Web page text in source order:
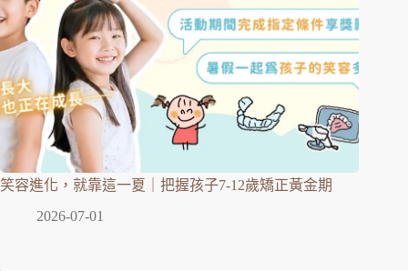
笑容進化，就靠這一夏｜把握孩子7-12歲矯正黃金期
2026-07-01